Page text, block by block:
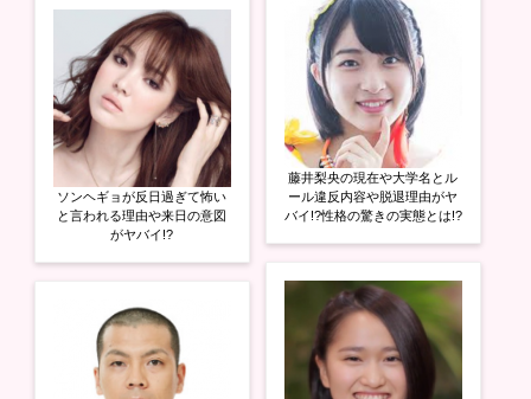
ソンヘギョが反日過ぎて怖い
と言われる理由や来日の意図
がヤバイ!?
藤井梨央の現在や大学名とル
ール違反内容や脱退理由がヤ
バイ!?性格の驚きの実態とは!?